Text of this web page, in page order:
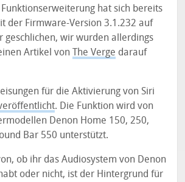
hat sich bereits
der Firmware-Version 3.1.232 auf
geschlichen, wir wurden allerdings
Artikel vonThe Verge darauf
für die Aktivierung von Siri
. Die Funktion wird von
Denon Home 150, 250,
Bar 550 unterstützt.
ob ihr das Audiosystem von Denon
oder nicht, ist der Hintergrund für